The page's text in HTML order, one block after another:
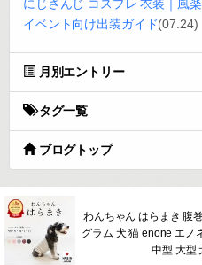
にじさんじ コスプレ 衣装｜風
イベント向け出装ガイド(07.24)
月別エントリー
タグ一覧
ブログトップ
わんちゃん はらまき 腹
グラム 犬 猫 enone エノ
中型 大型